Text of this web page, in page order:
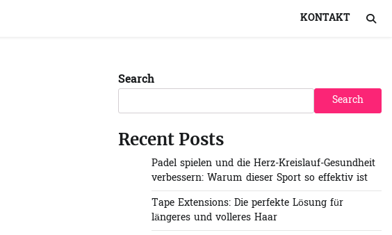
KONTAKT
Search
Search
Recent Posts
Padel spielen und die Herz-Kreislauf-Gesundheit
verbessern: Warum dieser Sport so effektiv ist
Tape Extensions: Die perfekte Lösung für
längeres und volleres Haar